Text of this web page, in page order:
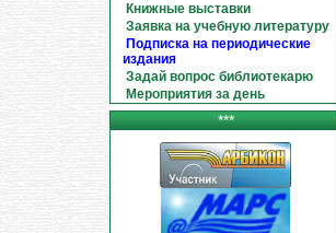
Книжные выставки
Заявка на учебную литературу
Подписка на периодические
издания
Задай вопрос библиотекарю
Мероприятия за день
***